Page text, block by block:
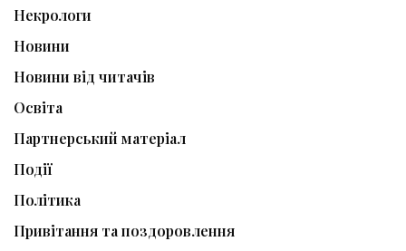
Некрологи
Новини
Новини від читачів
Освіта
Партнерський матеріал
Події
Політика
Привітання та поздоровлення